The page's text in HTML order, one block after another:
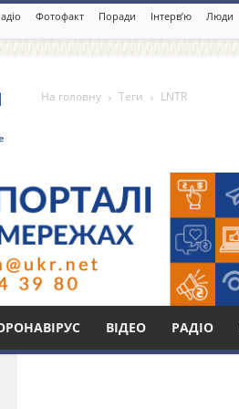
Фотофакт Поради Інтерв’ю Люди
ВІДЕО РАДІО
На головну Теги LNTR